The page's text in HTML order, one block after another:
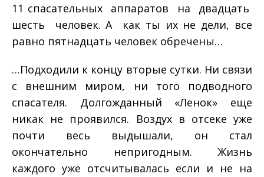
11 спасательных аппаратов на двадцать
шесть человек. А как ты их не дели, все
равно пятнадцать человек обречены…
…Подходили к концу вторые сутки. Ни связи
с внешним миром, ни того подводного
спасателя. Долгожданный «Ленок» еще
никак не проявился. Воздух в отсеке уже
почти весь выдышали, он стал
окончательно непригодным. Жизнь
каждого уже отсчитывалась если и не на